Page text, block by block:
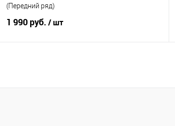
(Передний ряд)
1 990 руб. / шт
Купить в 1 клик
Сравнение